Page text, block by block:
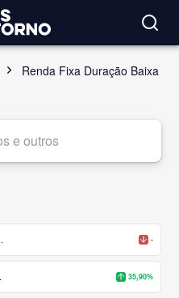
Renda Fixa Duração Baixa
-
35,90%